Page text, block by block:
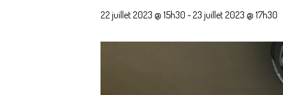
22 juillet 2023 @ 15h30 -23 juillet 2023 @ 17h30